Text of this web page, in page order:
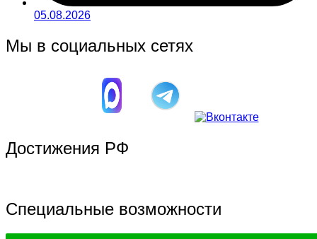
05.08.2026
Мы в социальных сетях
Достижения РФ
Специальные возможности